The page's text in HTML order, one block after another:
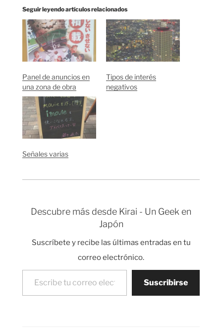
Seguir leyendo artículos relacionados
Panel de anuncios en
una zona de obra
Tipos de interés
negativos
Señales varias
Descubre más desde Kirai - Un Geek en
Japón
Suscríbete y recibe las últimas entradas en tu
correo electrónico.
Escribe tu correo electrónico…
Suscribirse